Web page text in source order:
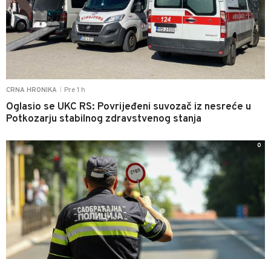
CRNA HRONIKA Pre 1 h
Oglasio se UKC RS: Povrijeđeni suvozač iz nesreće u
Potkozarju stabilnog zdravstvenog stanja
0